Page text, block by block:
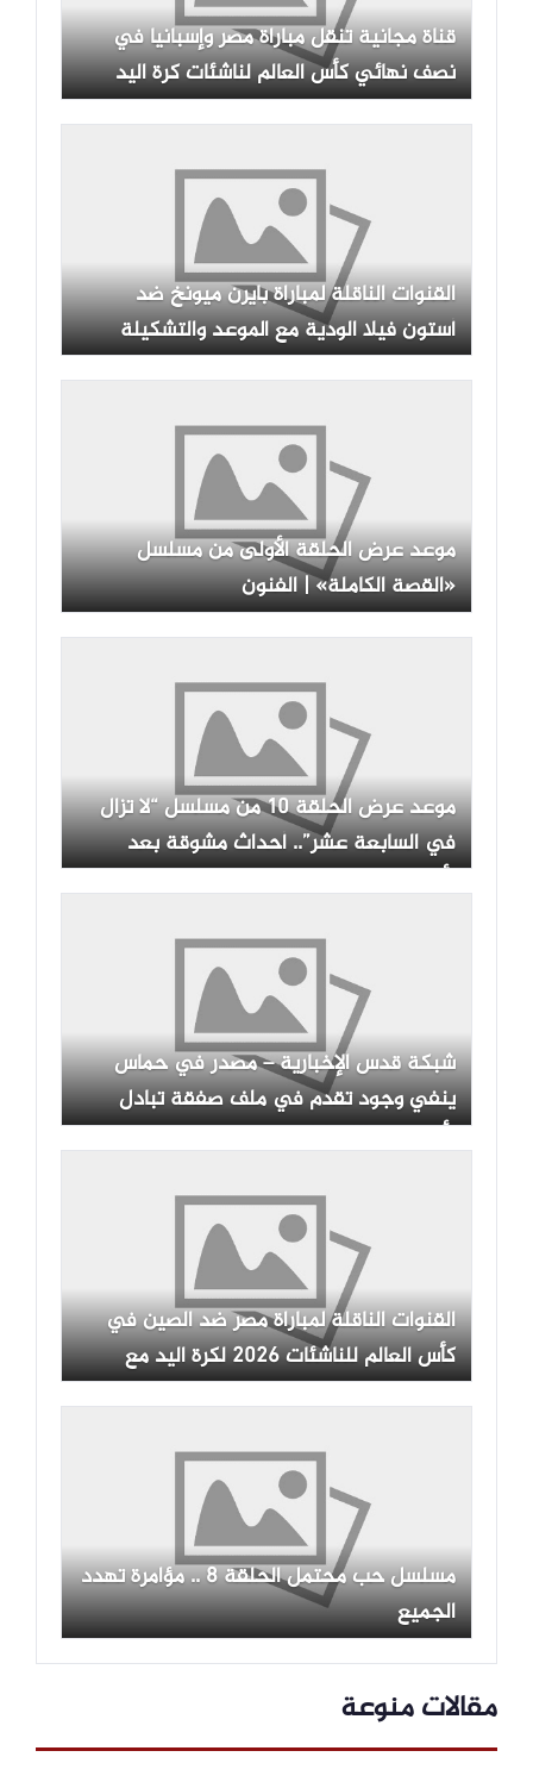
قناة مجانية تنقل مباراة مصر وإسبانيا في
نصف نهائي كأس العالم لناشئات كرة اليد
القنوات الناقلة لمباراة بايرن ميونخ ضد
أستون فيلا الودية مع الموعد والتشكيلة
موعد عرض الحلقة الأولى من مسلسل
«القصة الكاملة» | الفنون
موعد عرض الحلقة 10 من مسلسل “لا تزال
في السابعة عشر”.. أحداث مشوقة بعد
الأزمات
شبكة قدس الإخبارية – مصدر في حماس
ينفي وجود تقدم في ملف صفقة تبادل
الأسرى مع الاحتلال
القنوات الناقلة لمباراة مصر ضد الصين في
كأس العالم للناشئات 2026 لكرة اليد مع
الموعد
مسلسل حب محتمل الحلقة 8 .. مؤامرة تهدد
الجميع
مقالات منوعة